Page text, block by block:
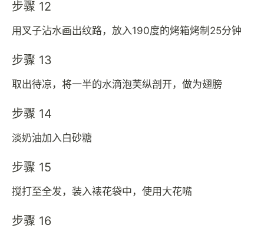
步骤 12
用叉子沾水画出纹路，放入190度的烤箱烤制25分钟
步骤 13
取出待凉，将一半的水滴泡芙纵剖开，做为翅膀
步骤 14
淡奶油加入白砂糖
步骤 15
搅打至全发，装入裱花袋中，使用大花嘴
步骤 16